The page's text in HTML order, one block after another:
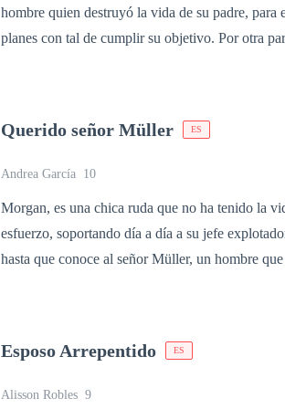
hombre quien destruyó la vida de su padre, para ello no le importa a quien haga víctima
planes con tal de cumplir su objetivo. Por otra
una inocente? Registrada en Safecreative bajo el número 210715835980. ©Todos los derechos
reservados. Prohibida la reproducción total o
imaginación, por lo cual es ficción, los conflictos
no implica que yo como persona avale sus
de cualquier violencia psicológica, física,
Querido señor Müller ES
Andrea García 10
Morgan, es una chica ruda que no ha tenido la
esfuerzo, soportando día a día a su jefe
hasta que conoce al señor Müller, un hombre
su familia que se enamoró de un hombre menor
Esposo Arrepentido ES
Alisson Robles 9